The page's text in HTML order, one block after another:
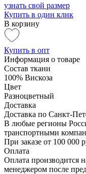
узнать свой размер
Купить в один клик
В корзину
Купить в опт
Информация о товаре
Состав ткани
100% Вискоза
Цвет
Разноцветный
Доставка
Доставка по Санкт-
В любые регионы
транспортными
При заказе от 100 000
Оплата
Оплата производится
менеджером после